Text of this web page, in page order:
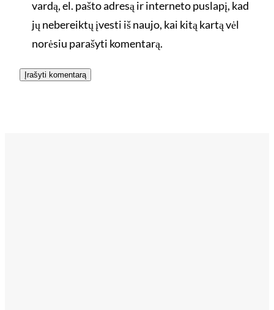
vardą, el. pašto adresą ir interneto puslapį, kad
jų nebereiktų įvesti iš naujo, kai kitą kartą vėl
norėsiu parašyti komentarą.